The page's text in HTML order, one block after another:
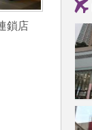
鎖店